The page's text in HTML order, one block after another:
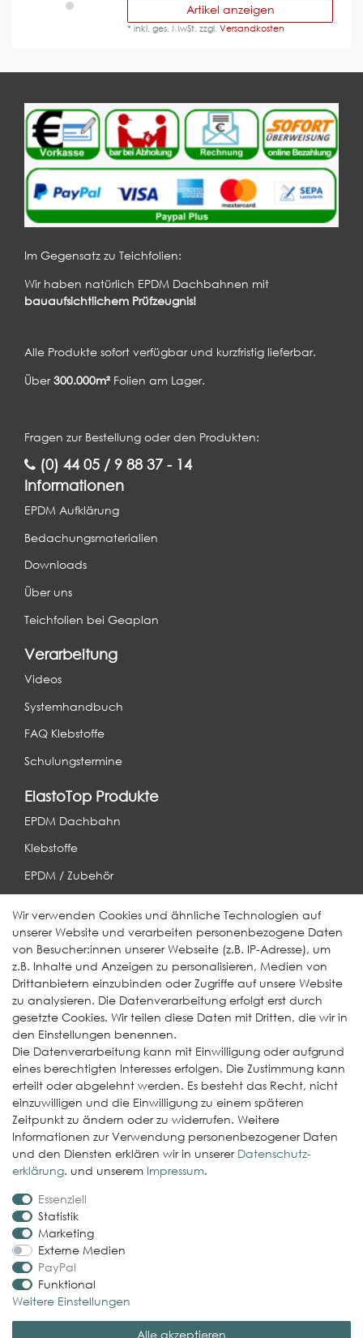
Artikel anzeigen
*inkl. ges. MwSt.zzgl.Versandkosten
Im Gegensatz zu Teichfolien:
Wir haben natürlich EPDM Dachbahnen mit
bauaufsichtlichem Prüfzeugnis!
Alle Produkte sofort verfügbar und kurzfristig lieferbar.
Über300.000m² Folien am Lager.
Fragen zur Bestellung oder den Produkten:
(0) 44 05 / 9 88 37 - 14
Informationen
EPDM Aufklärung
Bedachungsmaterialien
Downloads
Über uns
Teichfolien bei Geaplan
Verarbeitung
Videos
Systemhandbuch
FAQ Klebstoffe
Schulungstermine
ElastoTop Produkte
EPDM Dachbahn
Klebstoffe
EPDM / Zubehör
Weitere Produkte
EcoDach EPDM
ElastoGround EPDM Streifen
Multi-Fix Solarhalter
Service
Gewerbekunde werden
Versand & Zahlungsbedingungen
Kontaktformular
Probleme bei der Bestellung?
Rechtliches
Impressum
AGB
Datenschutzerklärung
Widerrufsrecht
Wir verwenden Cookies und ähnliche Technologien auf
unserer Website und verarbeiten personenbezogene Daten
von Besucher:innen unserer Webseite (z.B. IP-Adresse), um
z.B. Inhalte und Anzeigen zu personalisieren, Medien von
Drittanbietern einzubinden oder Zugriffe auf unsere Website
zu analysieren. Die Datenverarbeitung erfolgt erst durch
gesetzte Cookies. Wir teilen diese Daten mit Dritten, die wir in
den Einstellungen benennen.
Die Datenverarbeitung kann mit Einwilligung oder aufgrund
eines berechtigten Interesses erfolgen. Die Zustimmung kann
erteilt oder abgelehnt werden. Es besteht das Recht, nicht
einzuwilligen und die Einwilligung zu einem späteren
Zeitpunkt zu ändern oder zu widerrufen. Weitere
Informationen zur Verwendung personenbezogener Daten
und den Diensten erklären wir in unserer Daten­schutz­
erklärung. und unserem Impressum.
Essenziell
Statistik
Marketing
Externe Medien
PayPal
Funktional
Weitere Einstellungen
Alle akzeptieren